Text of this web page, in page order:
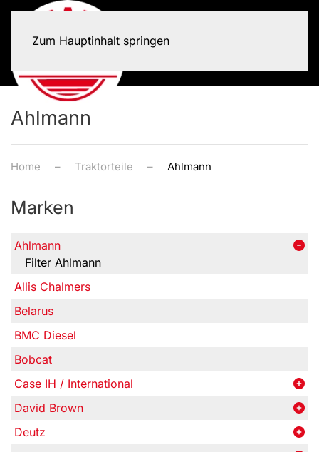
Zum Hauptinhalt springen
Ahlmann
Home Traktorteile Ahlmann
Marken
Ahlmann
Filter Ahlmann
Allis Chalmers
Belarus
BMC Diesel
Bobcat
Case IH / International
David Brown
Deutz